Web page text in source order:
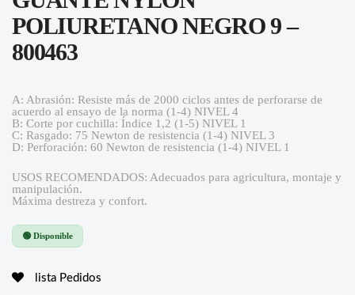
POLIURETANO NEGRO 9 –
800463
A: Abrasión: Resiste más de 2000 ciclos antes de perforarse de
acuerdo al ensayo de la norma (1-4) NIVEL 4
B: Corte por cuchilla: Índice 1,2 (1-5) NIVEL 1
C: Rasgado: 75 Newton de resistencia (1-4) NIVEL 3
D: Perforación: 60 Newton de resistencia (1-4) NIVEL 1
USOS RECOMENDADOS: Adecuados para agricultura, montaje y
manipulación.
Máxima destreza y confort.
🟢 Disponible
lista Pedidos